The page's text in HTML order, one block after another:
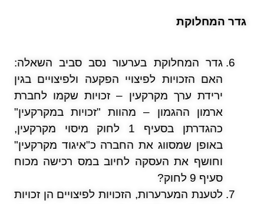
גדר המחלוקת
גדר המחלוקת בערעור נסב סביב השאלה:
האם הזכויות לפיצויי הפקעה ולפיצויים בגין
ירידת ערך מקרקעין – זכויות שקמו לחברת
ארמון ההגמון – מהוות "זכויות במקרקעין"
כהגדרתן בסעיף 1 לחוק מיסוי מקרקעין,
באופן שמסווג את החברה כ"איגוד מקרקעין"
וחושף את העסקה לחיוב במס רכישה מכוח
סעיף 9 לחוק?
לטענת המערערות, הזכויות לפיצויים הן זכויות